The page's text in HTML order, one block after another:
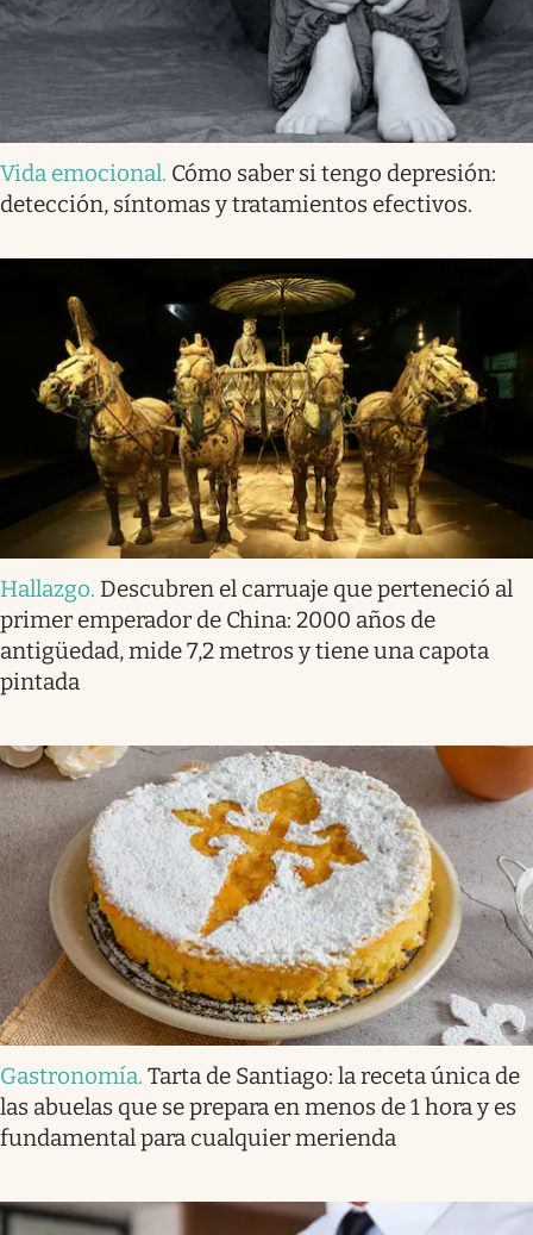
Vida emocional. Cómo saber si tengo depresión:
detección, síntomas y tratamientos efectivos.
Hallazgo. Descubren el carruaje que perteneció al
primer emperador de China: 2000 años de
antigüedad, mide 7,2 metros y tiene una capota
pintada
Gastronomía. Tarta de Santiago: la receta única de
las abuelas que se prepara en menos de 1 hora y es
fundamental para cualquier merienda